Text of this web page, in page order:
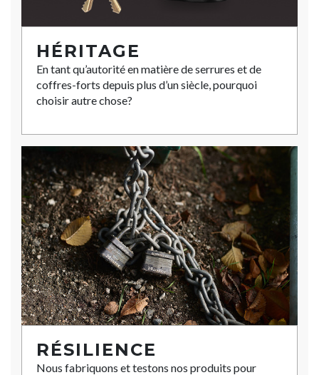
HÉRITAGE
En tant qu’autorité en matière de serrures et de
coffres-forts depuis plus d’un siècle, pourquoi
choisir autre chose?
RÉSILIENCE
Nous fabriquons et testons nos produits pour